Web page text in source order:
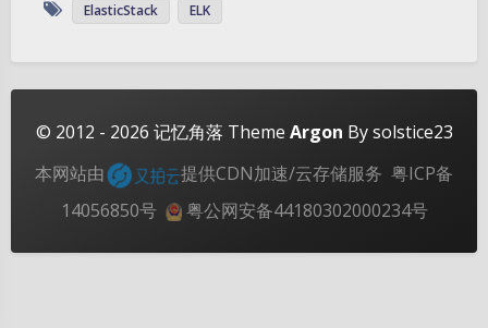
夜间模式
Sans Serif Serif
关闭 日落 暗化 灰度
ElasticStack ELK
© 2012 - 2026 记忆角落 Theme Argon By solstice23
本网站由
提供CDN加速/云存储服务 粤ICP备
14056850号
粤公网安备44180302000234号